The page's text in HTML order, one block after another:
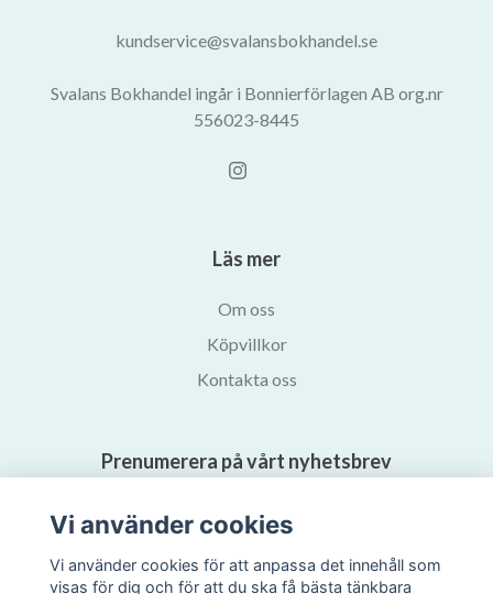
kundservice@svalansbokhandel.se
Svalans Bokhandel ingår i Bonnierförlagen AB org.nr
556023-8445
Läs mer
Om oss
Köpvillkor
Kontakta oss
Prenumerera på vårt nyhetsbrev
Vi använder cookies
Vi använder cookies för att anpassa det innehåll som
visas för dig och för att du ska få bästa tänkbara